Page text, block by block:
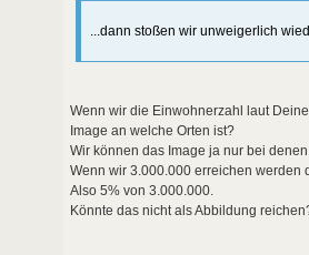
...dann stoßen wir unweigerlich
Wenn wir die Einwohnerzahl laut
Image an welche Orten ist?
Wir können das Image ja nur bei
Wenn wir 3.000.000 erreichen werden
Also 5% von 3.000.000.
Könnte das nicht als Abbildung